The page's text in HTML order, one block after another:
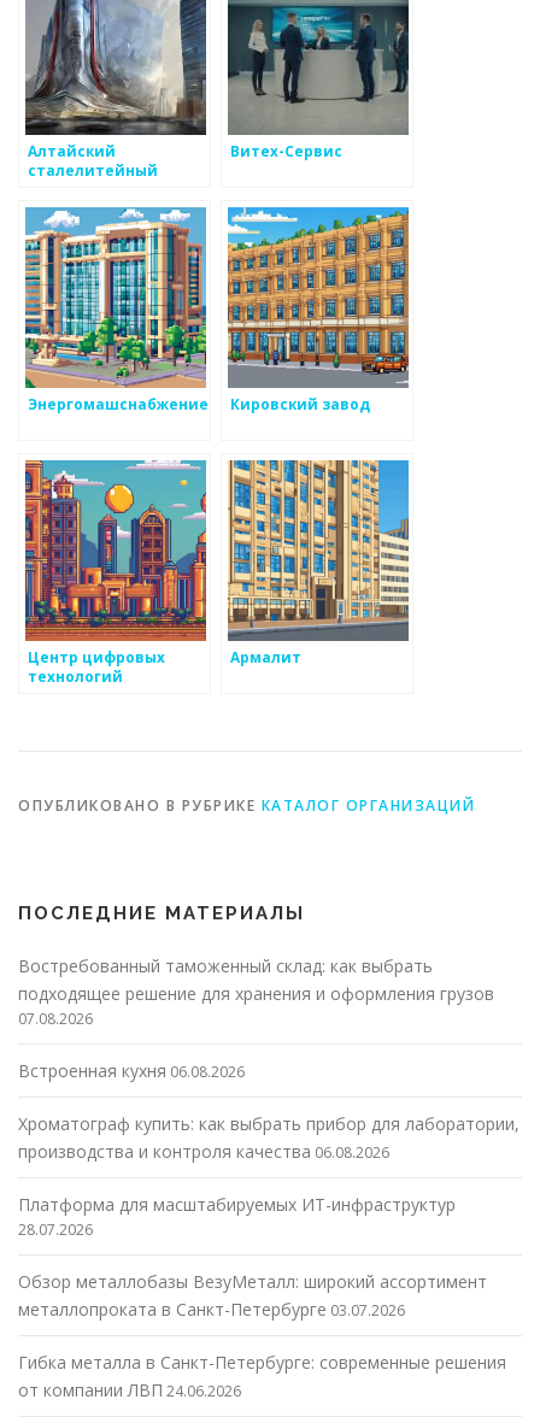
Алтайский
сталелитейный
Витех-Сервис
Энергомашснабжение Кировский завод
Центр цифровых
технологий
Армалит
ОПУБЛИКОВАНО В РУБРИКЕ КАТАЛОГ ОРГАНИЗАЦИЙ
ПОСЛЕДНИЕ МАТЕРИАЛЫ
Востребованный таможенный склад: как выбрать
подходящее решение для хранения и оформления грузов
07.08.2026
Встроенная кухня 06.08.2026
Хроматограф купить: как выбрать прибор для лаборатории,
производства и контроля качества 06.08.2026
Платформа для масштабируемых ИТ-инфраструктур
28.07.2026
Обзор металлобазы ВезуМеталл: широкий ассортимент
металлопроката в Санкт-Петербурге 03.07.2026
Гибка металла в Санкт-Петербурге: современные решения
от компании ЛВП 24.06.2026